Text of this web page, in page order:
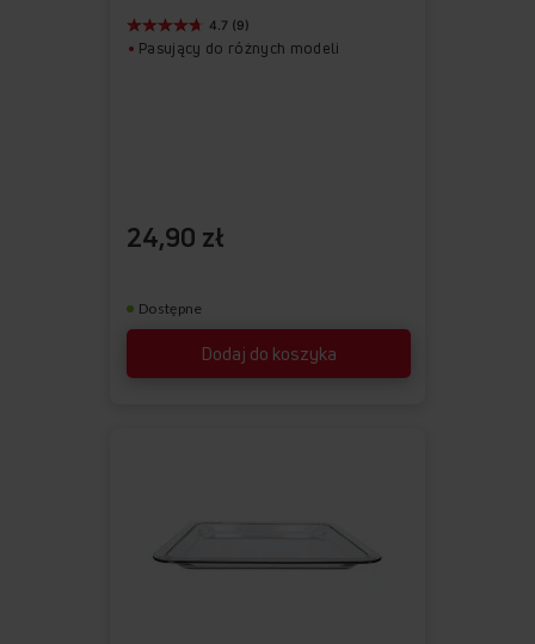
Dodaj do koszyka
4.7 (9)
Pasujący do różnych modeli
24,90 zł
Dostępne